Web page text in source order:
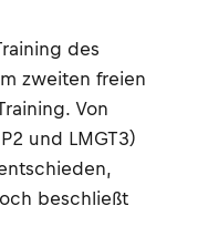
des
zweiten freien
Von
und LMGT3)
beschließt